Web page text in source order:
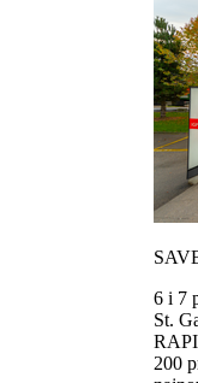
6 i 7
St.
200